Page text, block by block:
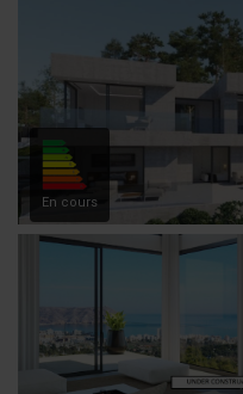
En cours